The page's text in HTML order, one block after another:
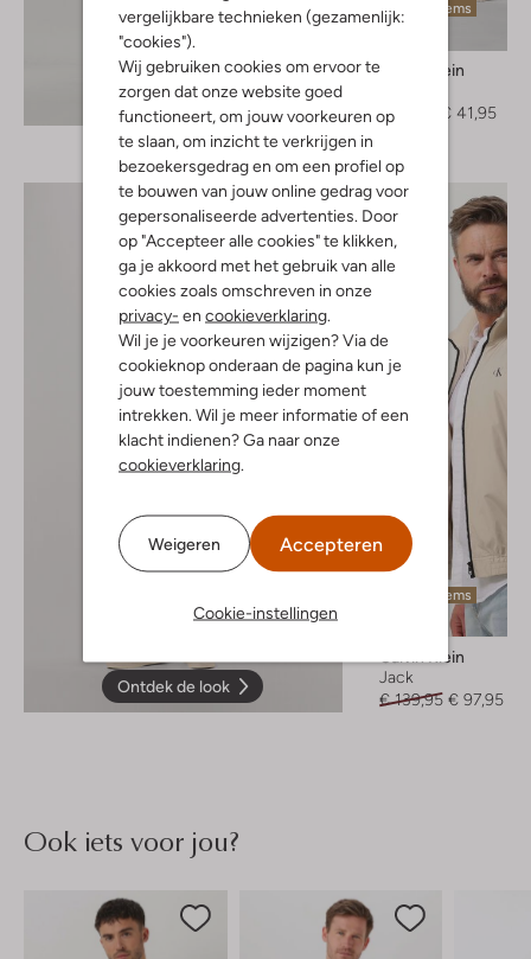
vergelijkbare technieken (gezamenlijk:
"cookies").
Wij gebruiken cookies om ervoor te
zorgen dat onze website goed
functioneert, om jouw voorkeuren op
te slaan, om inzicht te verkrijgen in
bezoekersgedrag en om een profiel op
te bouwen van jouw online gedrag voor
gepersonaliseerde advertenties. Door
op "Accepteer alle cookies" te klikken,
ga je akkoord met het gebruik van alle
cookies zoals omschreven in onze
privacy- en cookieverklaring.
Wil je je voorkeuren wijzigen? Via de
cookieknop onderaan de pagina kun je
jouw toestemming ieder moment
intrekken. Wil je meer informatie of een
klacht indienen? Ga naar onze
cookieverklaring.
Weigeren Accepteren
Cookie-instellingen
Ontdek de look
Laatste items
Calvin Klein
€ 69,95
€ 41,95
Ontdek de look
Laatste items
Calvin Klein
Jack
€ 139,95 € 97,95
Ook iets voor jou?